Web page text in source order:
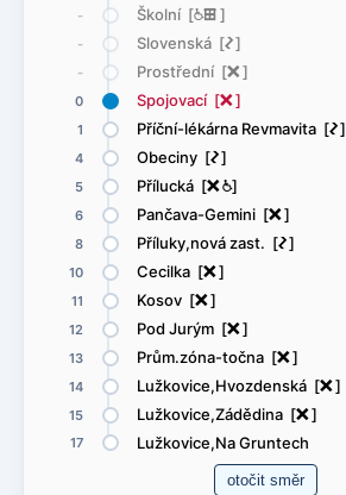
- Školní [@æ]
- Slovenská [ó]
- Prostřední [ë]
0 Spojovací [ë]
1 Příční-lékárna Revmavita [ó]
4 Obeciny [ó]
5 Přílucká [ë@]
6 Pančava-Gemini [ë]
8 Příluky,nová zast. [ó]
10 Cecilka [ë]
11 Kosov [ë]
12 Pod Jurým [ë]
13 Prům.zóna-točna [ë]
14 Lužkovice,Hvozdenská [ë]
15 Lužkovice,Zádědina [ë]
17 Lužkovice,Na Gruntech